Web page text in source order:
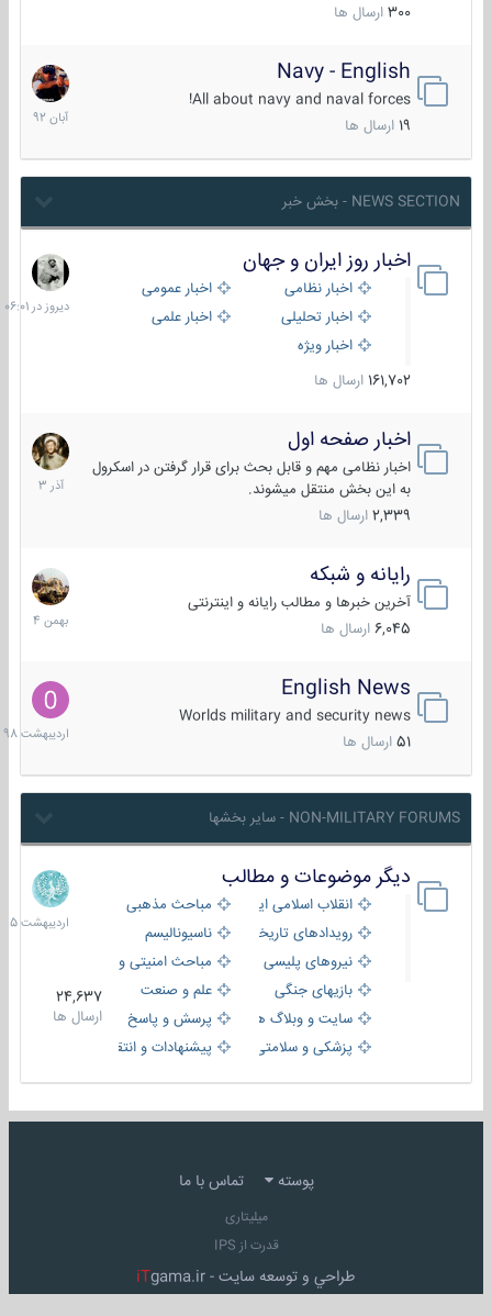
300 ارسال ها
Navy - English
All about navy and naval forces!
ارسال ها
22
آبان
1392
NEWS SECTION - بخش خبر
اخبار روز ایران و جهان
اخبار نظامی
اخبار عمومی
اخبار تحلیلی
اخبار علمی
اخبار ویژه
161,702 ارسال ها
دیروز
در
06:01
اخبار صفحه اول
اخبار نظامی مهم و قابل بحث برای قرار گرفتن در اسکرول
به این بخش منتقل میشوند.
2,339 ارسال ها
7
آذر
1403
رایانه و شبکه
آخرین خبرها و مطالب رایانه و اینترنتی
6,045 ارسال ها
30
بهمن
1404
English News
Worlds military and security news
51 ارسال ها
10
1398
NON-MILITARY FORUMS - سایر بخشها
دیگر موضوعات و مطالب
انقلاب اسلامی ایران
مباحث مذهبی
رویدادهای تاریخی و مذهبیناسیونالیسم
نیروهای پلیسی
مباحث امنیتی و اطلاعاتی
بازیهای جنگی
علم و صنعت
سایت و وبلاگ ها
پرسش و پاسخ
پزشکی و سلامتی
پیشنهادات و انتقادات
24,637
ارسال ها
8
1405
پوسته تماس با ما
میلیتاری
قدرت از IPS
طراحي و توسعه سايت - iTgama.ir